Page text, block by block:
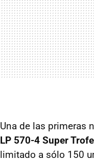
Una de las primeras
LP 570-4 Super
limitado a sólo 150